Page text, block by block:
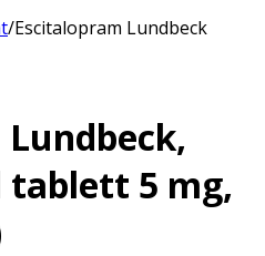
/Escitalopram Lundbeck
5 mg,